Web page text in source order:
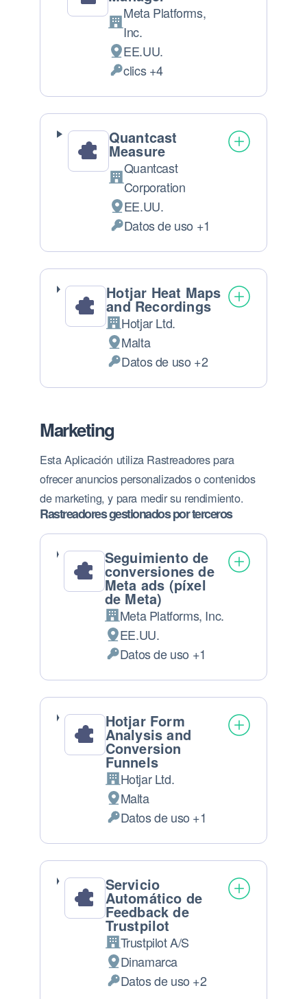
Empresa:
Meta Platforms,
Inc.
Lugar de tratamiento:
EE.UU.
Datos Personales tratados:
clics +4
Quantcast
Measure
Empresa:
Quantcast
Corporation
Lugar de tratamiento:
EE.UU.
Datos Personales tratados:
Datos de uso +1
Hotjar Heat Maps
and Recordings
Empresa:
Hotjar Ltd.
Lugar de tratamiento:
Malta
Datos Personales tratados:
Datos de uso +2
Marketing
Esta Aplicación utiliza Rastreadores para
ofrecer anuncios personalizados o contenidos
de marketing, y para medir su rendimiento.
Rastreadores gestionados por terceros
Seguimiento de
conversiones de
Meta ads (píxel
de Meta)
Empresa:
Meta Platforms, Inc.
Lugar de tratamiento:
EE.UU.
Datos Personales tratados:
Datos de uso +1
Hotjar Form
Analysis and
Conversion
Funnels
Empresa:
Hotjar Ltd.
Lugar de tratamiento:
Malta
Datos Personales tratados:
Datos de uso +1
Servicio
Automático de
Feedback de
Trustpilot
Empresa:
Trustpilot A/S
Lugar de tratamiento:
Dinamarca
Datos Personales tratados:
Datos de uso +2